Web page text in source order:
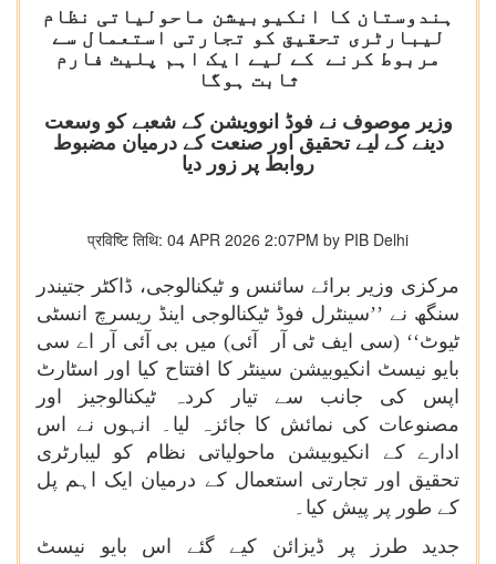
ہندوستان کا انکیوبیشن ماحولیاتی نظام
لیبارٹری تحقیق کو تجارتی استعمال سے
مربوط کرنے کے لیے ایک اہم پلیٹ فارم
ثابت ہوگا
وزیر موصوف نے فوڈ انوویشن کے شعبے کو وسعت
دینے کے لیے تحقیق اور صنعت کے درمیان مضبوط
روابط پر زور دیا
प्रविष्टि तिथि: 04 APR 2026 2:07PM by PIB Delhi
مرکزی وزیر برائے سائنس و ٹیکنالوجی، ڈاکٹر جتیندر
سنگھ نے ’’سینٹرل فوڈ ٹیکنالوجی اینڈ ریسرچ انسٹی
ٹیوٹ‘‘ (سی ایف ٹی آر آئی) میں بی آئی آر اے سی
بایو نیسٹ انکیوبیشن سینٹر کا افتتاح کیا اور اسٹارٹ
اپس کی جانب سے تیار کردہ ٹیکنالوجیز اور
مصنوعات کی نمائش کا جائزہ لیا۔ انہوں نے اس
ادارے کے انکیوبیشن ماحولیاتی نظام کو لیبارٹری
تحقیق اور تجارتی استعمال کے درمیان ایک اہم پل
کے طور پر پیش کیا۔
جدید طرز پر ڈیزائن کیے گئے اس بایو نیسٹ